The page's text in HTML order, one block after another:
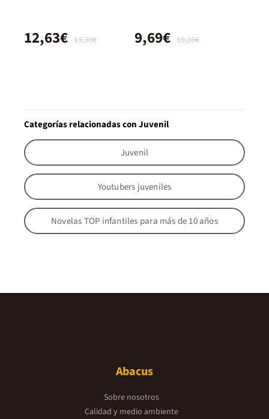
13,30€
12,63€ 10,20€
9,69€
Categorías relacionadas con Juvenil
Juvenil
Youtubers juveniles
Novelas TOP infantiles para más de 10 años
Abacus
Sobre nosotros
Calidad y medio ambiente